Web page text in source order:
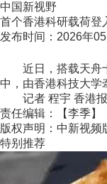
中国新视野
首个香港科研载荷登
发布时间：2026年
近日，搭载天舟十
中，由香港科技大学
记者 程宇 香港
责任编辑：【李季】
版权声明：中新视频
特别推荐